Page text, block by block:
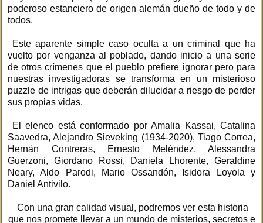
poderoso estanciero de origen alemán dueño de todo y de
todos.
Este aparente simple caso oculta a un criminal que ha
vuelto por venganza al poblado, dando inicio a una serie
de otros crímenes que el pueblo prefiere ignorar pero para
nuestras investigadoras se transforma en un misterioso
puzzle de intrigas que deberán dilucidar a riesgo de perder
sus propias vidas.
El elenco está conformado por Amalia Kassai, Catalina
Saavedra, Alejandro Sieveking (1934-2020), Tiago Correa,
Hernán Contreras, Ernesto Meléndez, Alessandra
Guerzoni, Giordano Rossi, Daniela Lhorente, Geraldine
Neary, Aldo Parodi, Mario Ossandón, Isidora Loyola y
Daniel Antivilo.
Con una gran calidad visual, podremos ver esta historia
que nos promete llevar a un mundo de misterios, secretos e